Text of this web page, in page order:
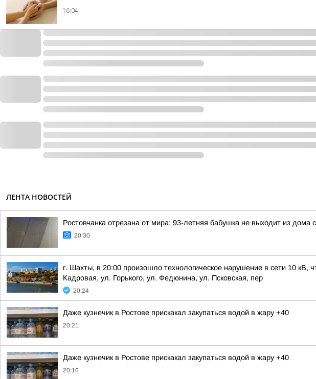
16:04
ЛЕНТА НОВОСТЕЙ
Ростовчанка отрезана от мира: 93-летняя бабушка не выходит из дома
20:30
г. Шахты, в 20:00 произошло технологическое нарушение в сети 10 кВ,
Кадровая, ул. Горького, ул. Федюнина, ул. Псковская, пер
20:24
Даже кузнечик в Ростове прискакал закупаться водой в жару +40
20:21
Даже кузнечик в Ростове прискакал закупаться водой в жару +40
20:16